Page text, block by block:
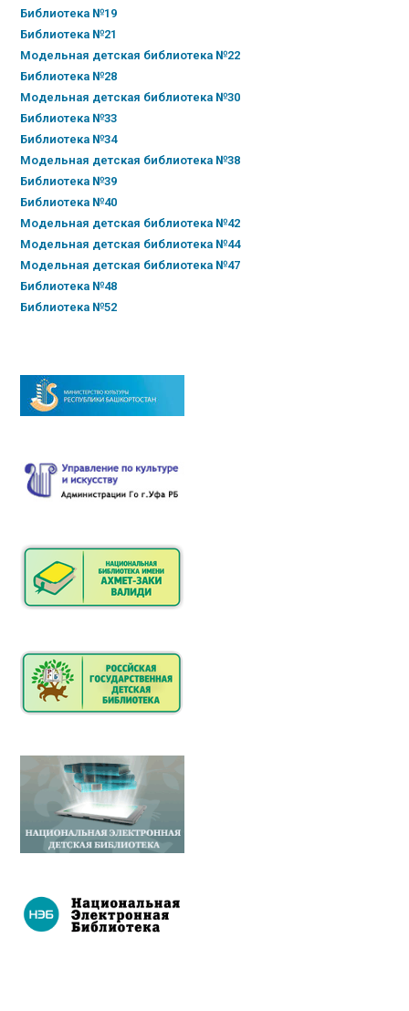
Библиотека №19
Библиотека №21
Модельная детская библиотека №22
Библиотека №28
Модельная детская библиотека №30
Библиотека №33
Библиотека №34
Модельная детская библиотека №38
Библиотека №39
Библиотека №40
Модельная детская библиотека №42
Модельная детская библиотека №44
Модельная детская библиотека №47
Библиотека №48
Библиотека №52